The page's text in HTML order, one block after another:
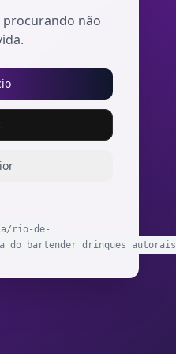
procurando não
rio-de-